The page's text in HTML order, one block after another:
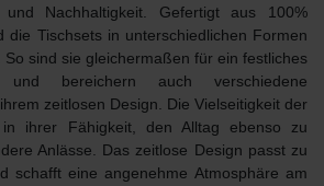
und Nachhaltigkeit. Gefertigt aus 100%
die Tischsets in unterschiedlichen Formen
So sind sie gleichermaßen für ein festliches
und bereichern auch verschiedene
zeitlosen Design. Die Vielseitigkeit der
ihrer Fähigkeit, den Alltag ebenso zu
Anlässe. Das zeitlose Design passt zu
schafft eine angenehme Atmosphäre am